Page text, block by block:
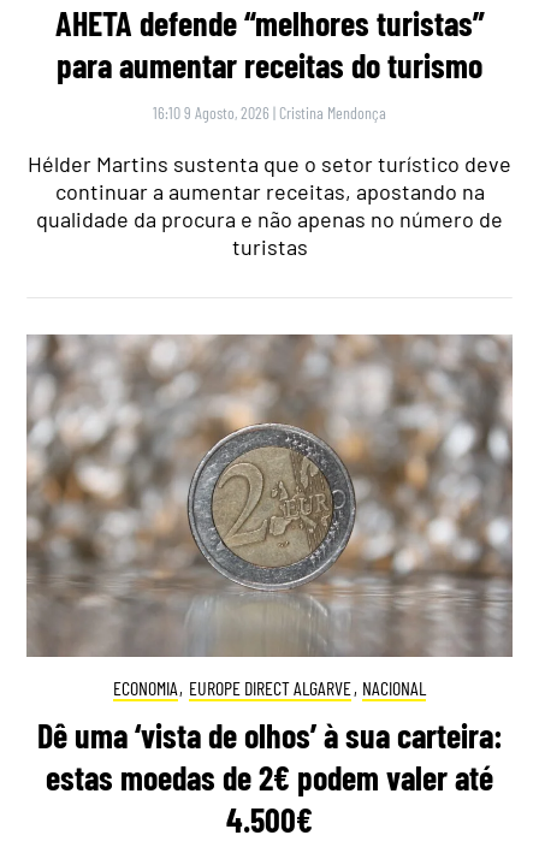
AHETA defende “melhores turistas”
para aumentar receitas do turismo
16:10 9 Agosto, 2026 | Cristina Mendonça
Hélder Martins sustenta que o setor turístico deve
continuar a aumentar receitas, apostando na
qualidade da procura e não apenas no número de
turistas
ECONOMIA, EUROPE DIRECT ALGARVE, NACIONAL
Dê uma ‘vista de olhos’ à sua carteira:
estas moedas de 2€ podem valer até
4.500€